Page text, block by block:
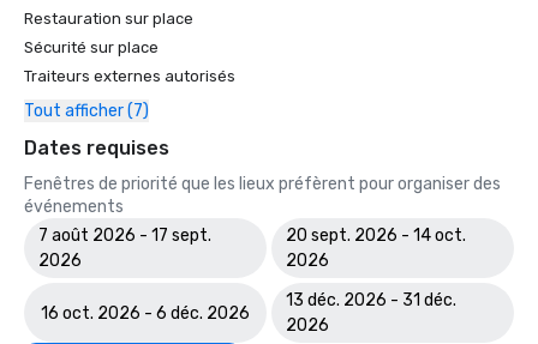
Restauration sur place
Sécurité sur place
Traiteurs externes autorisés
Tout afficher (7)
Dates requises
Fenêtres de priorité que les lieux préfèrent pour organiser des
événements
7 août 2026 - 17 sept.
2026
20 sept. 2026 - 14 oct.
2026
16 oct. 2026 - 6 déc. 2026
13 déc. 2026 - 31 déc.
2026